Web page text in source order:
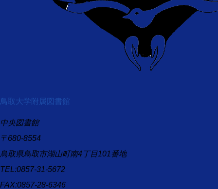
鳥取大学附属図書館
中央図書館
〒680-8554
鳥取県鳥取市湖山町南4丁目101番地
TEL:0857-31-5672
FAX:0857-28-6346